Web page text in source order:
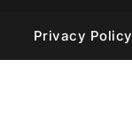
Privacy Policy